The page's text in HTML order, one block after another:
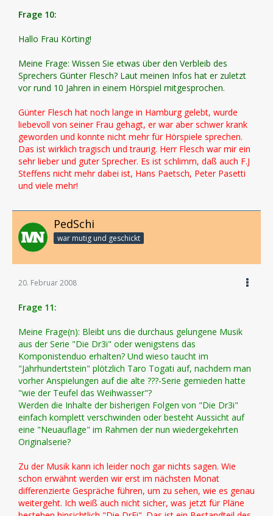
Frage 10:
Hallo Frau Körting!
Meine Frage: Wissen Sie etwas über den Verbleib des
Sprechers Günter Flesch? Laut meinen Infos hat er zuletzt
vor rund 10 Jahren in einem Hörspiel mitgesprochen.
Günter Flesch hat noch lange in Hamburg gelebt, wurde
liebevoll von seiner Frau gehagt, er war aber schwer krank
geworden und konnte nicht mehr für Hörspiele sprechen.
Das ist wirklich tragisch und traurig. Herr Flesch war mir ein
sehr lieber und guter Sprecher. Es ist schlimm, daß auch F.J
Steffens nicht mehr dabei ist, Hans Paetsch, Peter Pasetti
und viele mehr!
PedSchi
war mutig und geschickt
20. Februar 2008
Frage 11:
Meine Frage(n): Bleibt uns die durchaus gelungene Musik
aus der Serie "Die Dr3i" oder wenigstens das
Komponistenduo erhalten? Und wieso taucht im
"Jahrhundertstein" plötzlich Taro Togati auf, nachdem man
vorher Anspielungen auf die alte ???-Serie gemieden hatte
"wie der Teufel das Weihwasser"?
Werden die Inhalte der bisherigen Folgen von "Die Dr3i"
einfach komplett verschwinden oder besteht Aussicht auf
eine "Neuauflage" im Rahmen der nun wiedergekehrten
Originalserie?
Zu der Musik kann ich leider noch gar nichts sagen. Wie
schon erwähnt werden wir erst im nächsten Monat
differenzierte Gespräche führen, um zu sehen, wie es genau
weitergeht. Ich weiß auch nicht sicher, was jetzt für Pläne